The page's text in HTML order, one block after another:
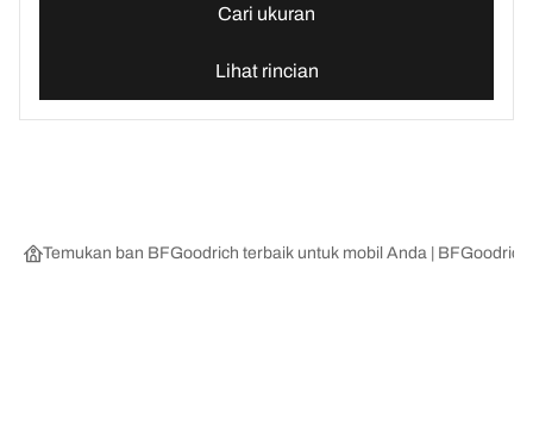
Cari ukuran
Lihat rincian
Temukan ban BFGoodrich terbaik untuk mobil Anda |